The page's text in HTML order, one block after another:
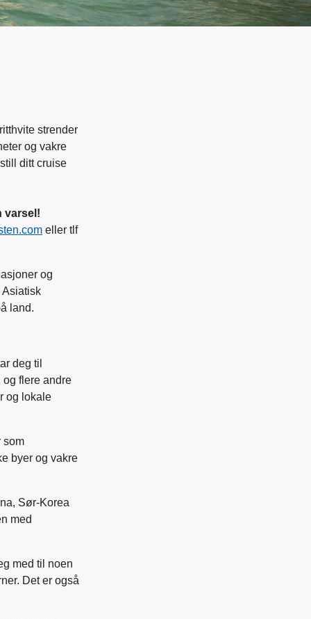
strender
og vakre
ditt cruise
varsel!
eller tlf
og
Asiatisk
land.
deg til
og flere andre
og lokale
som
byer og vakre
Sør-Korea
med
med til noen
Det er også